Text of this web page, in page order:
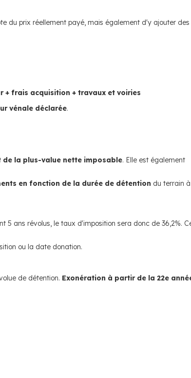
du prix réellement payé, mais également d'y ajouter des
+ frais acquisition + travaux et voiries
vénale déclarée.
de la plus-value nette imposable. Elle est également
en fonction de la durée de détention du terrain à
5 ans révolus, le taux d'imposition sera donc de 36,2%.
ou la date donation.
de détention. Exonération à partir de la 22e